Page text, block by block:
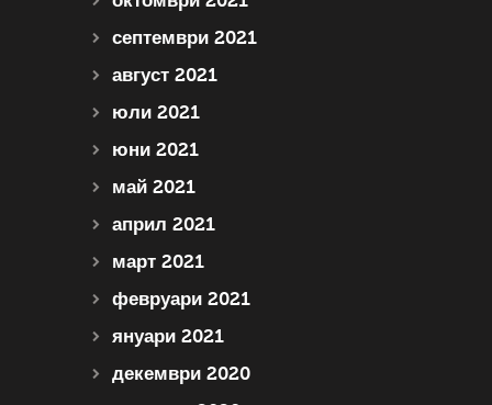
септември 2021
август 2021
юли 2021
юни 2021
май 2021
април 2021
март 2021
февруари 2021
януари 2021
декември 2020